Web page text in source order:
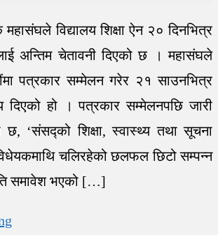
महासंघले विद्यालय शिक्षा ऐन २० दिनभित्र
अन्तिम चेतावनी दिएको छ । महासंघले
पत्रकार सम्मेलन गरेर २१ साउनभित्र
दिएको हो । पत्रकार सम्मेलनपछि जारी
छ, ‘संसद्‍को शिक्षा, स्वास्थ्य तथा सूचना
चलिरहेको छलफल छिटो सम्पन्न
समावेश भएको […]